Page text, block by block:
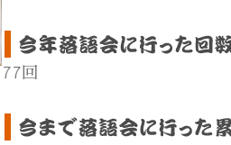
77回